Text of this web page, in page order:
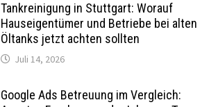
Tankreinigung in Stuttgart: Worauf
Hauseigentümer und Betriebe bei alten
Öltanks jetzt achten sollten
Juli 14, 2026
Google Ads Betreuung im Vergleich: